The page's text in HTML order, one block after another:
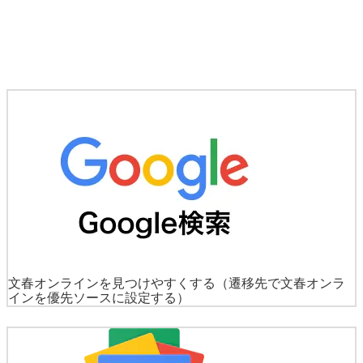
文春オンラインを見つけやすくする
（遷移先で文春オンラ
インを優先ソースに設定する）